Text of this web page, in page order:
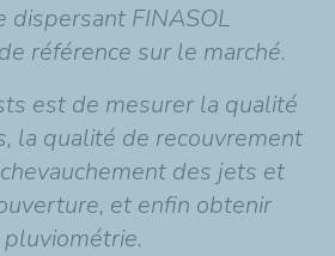
dispersant FINASOL
référence sur le marché.
est de mesurer la qualité
la qualité de recouvrement
des jets et
et enfin obtenir